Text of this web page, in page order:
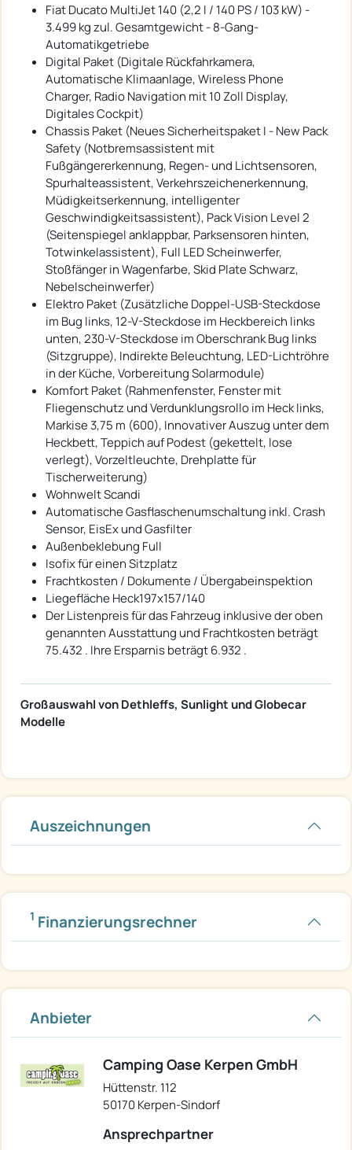
Fiat Ducato MultiJet 140 (2,2 l / 140 PS / 103 kW) -
3.499 kg zul. Gesamtgewicht - 8-Gang-
Automatikgetriebe
Digital Paket (Digitale Rückfahrkamera,
Automatische Klimaanlage, Wireless Phone
Charger, Radio Navigation mit 10 Zoll Display,
Digitales Cockpit)
Chassis Paket (Neues Sicherheitspaket I - New Pack
Safety (Notbremsassistent mit
Fußgängererkennung, Regen- und Lichtsensoren,
Spurhalteassistent, Verkehrszeichenerkennung,
Müdigkeitserkennung, intelligenter
Geschwindigkeitsassistent), Pack Vision Level 2
(Seitenspiegel anklappbar, Parksensoren hinten,
Totwinkelassistent), Full LED Scheinwerfer,
Stoßfänger in Wagenfarbe, Skid Plate Schwarz,
Nebelscheinwerfer)
Elektro Paket (Zusätzliche Doppel-USB-Steckdose
im Bug links, 12-V-Steckdose im Heckbereich links
unten, 230-V-Steckdose im Oberschrank Bug links
(Sitzgruppe), Indirekte Beleuchtung, LED-Lichtröhre
in der Küche, Vorbereitung Solarmodule)
Komfort Paket (Rahmenfenster, Fenster mit
Fliegenschutz und Verdunklungsrollo im Heck links,
Markise 3,75 m (600), Innovativer Auszug unter dem
Heckbett, Teppich auf Podest (gekettelt, lose
verlegt), Vorzeltleuchte, Drehplatte für
Tischerweiterung)
Wohnwelt Scandi
Automatische Gasflaschenumschaltung inkl. Crash
Sensor, EisEx und Gasfilter
Außenbeklebung Full
Isofix für einen Sitzplatz
Frachtkosten / Dokumente / Übergabeinspektion
Liegefläche Heck197x157/140
Der Listenpreis für das Fahrzeug inklusive der oben
genannten Ausstattung und Frachtkosten beträgt
75.432 . Ihre Ersparnis beträgt 6.932 .
Großauswahl von Dethleffs, Sunlight und Globecar
Modelle
Auszeichnungen
1 Finanzierungsrechner
Anbieter
Camping Oase Kerpen GmbH
Hüttenstr. 112
50170 Kerpen-Sindorf
Ansprechpartner